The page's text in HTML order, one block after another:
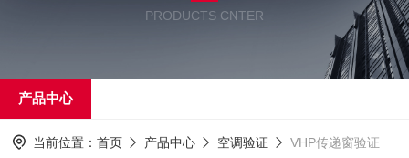
PRODUCTS CNTER
产品中心
当前位置： 首页 产品中心 空调验证 VHP传递窗验证